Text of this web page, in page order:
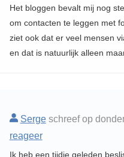
Het bloggen bevalt mij nog
om contacten te leggen met
ziet ook dat er veel mensen
en dat is natuurlijk alleen
Sergeschreef op
reageer
Ik heb een tijdje geleden